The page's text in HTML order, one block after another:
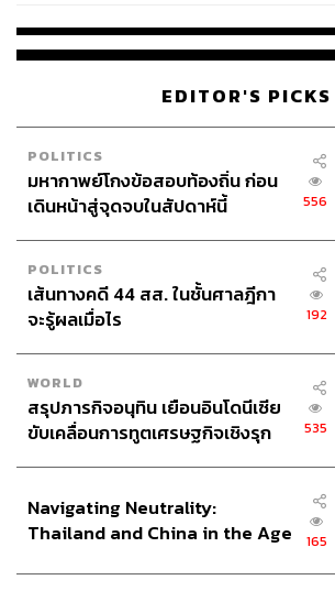
EDITOR'S PICKS
POLITICS
มหากาพย์โกงข้อสอบท้องถิ่น ก่อน
เดินหน้าสู่จุดจบในสัปดาห์นี้
556
POLITICS
เส้นทางคดี 44 สส. ในชั้นศาลฎีกา
จะรู้ผลเมื่อไร
192
WORLD
สรุปภารกิจอนุทิน เยือนอินโดนีเซีย
ขับเคลื่อนการทูตเศรษฐกิจเชิงรุก
535
Navigating Neutrality:
Thailand and China in the Age
165